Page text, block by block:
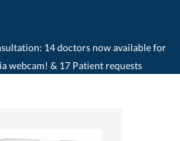
14 doctors now available for
webcam! & 17 Patient requests
Amoxicillin Helvepharm (1000 mg)